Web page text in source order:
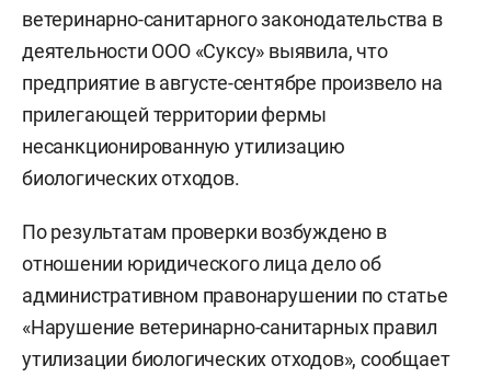
ветеринарно-санитарного законодательства в
деятельности ООО «Суксу» выявила, что
предприятие в августе-сентябре произвело на
прилегающей территории фермы
несанкционированную утилизацию
биологических отходов.
По результатам проверки возбуждено в
отношении юридического лица дело об
административном правонарушении по статье
«Нарушение ветеринарно-санитарных правил
утилизации биологических отходов», сообщает